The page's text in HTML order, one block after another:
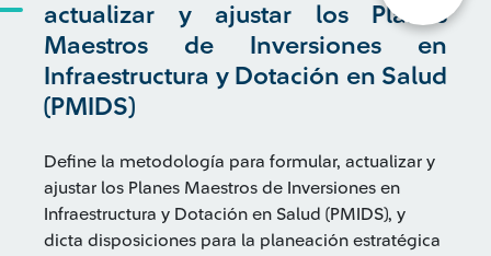
actualizar y ajustar los Planes
Maestros de Inversiones en
Infraestructura y Dotación en Salud
(PMIDS)
Define la metodología para formular, actualizar y
ajustar los Planes Maestros de Inversiones en
Infraestructura y Dotación en Salud (PMIDS), y
dicta disposiciones para la planeación estratégica